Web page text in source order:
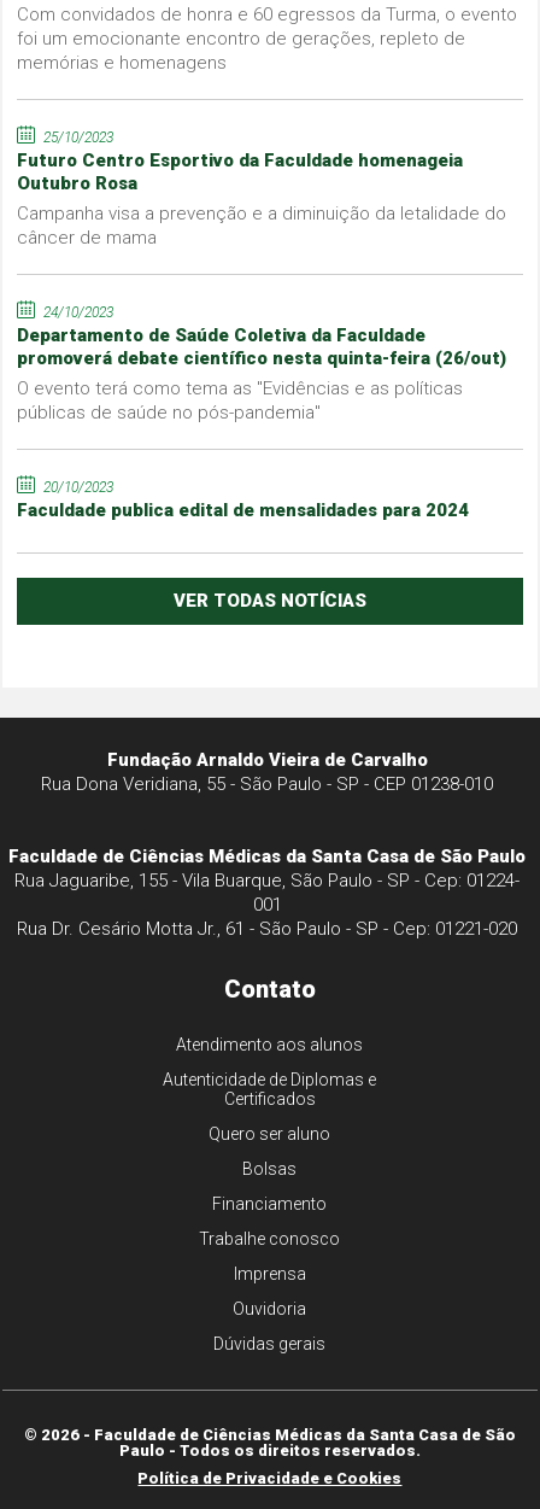
Com convidados de honra e 60 egressos da Turma, o evento
foi um emocionante encontro de gerações, repleto de
memórias e homenagens
25/10/2023
Futuro Centro Esportivo da Faculdade homenageia
Outubro Rosa
Campanha visa a prevenção e a diminuição da letalidade do
câncer de mama
24/10/2023
Departamento de Saúde Coletiva da Faculdade
promoverá debate científico nesta quinta-feira (26/out)
O evento terá como tema as "Evidências e as políticas
públicas de saúde no pós-pandemia"
20/10/2023
Faculdade publica edital de mensalidades para 2024
VER TODAS NOTÍCIAS
Fundação Arnaldo Vieira de Carvalho
Rua Dona Veridiana, 55 - São Paulo - SP - CEP 01238-010
Faculdade de Ciências Médicas da Santa Casa de São Paulo
Rua Jaguaribe, 155 - Vila Buarque, São Paulo - SP - Cep: 01224-
001
Rua Dr. Cesário Motta Jr., 61 - São Paulo - SP - Cep: 01221-020
Contato
Atendimento aos alunos
Autenticidade de Diplomas e
Certificados
Quero ser aluno
Bolsas
Financiamento
Trabalhe conosco
Imprensa
Ouvidoria
Dúvidas gerais
© 2026 - Faculdade de Ciências Médicas da Santa Casa de São
Paulo - Todos os direitos reservados.
Política de Privacidade e Cookies